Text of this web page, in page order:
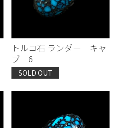
トルコ石 ランダー キャ
ブ 6
SOLD OUT